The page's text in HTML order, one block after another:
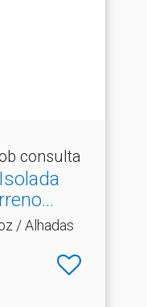
consulta
/ Alhadas